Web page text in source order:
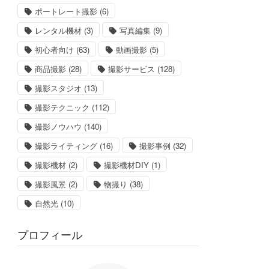
ポートレート撮影 (6)
レンタル機材 (3) 写真編集 (9)
初心者向け (63) 動画撮影 (5)
商品撮影 (28) 撮影サービス (128)
撮影スタジオ (13)
撮影テクニック (112)
撮影ノウハウ (140)
撮影ライティング (16) 撮影事例 (32)
撮影機材 (2) 撮影機材DIY (1)
撮影風景 (2) 物撮り (38)
自然光 (10)
プロフィール